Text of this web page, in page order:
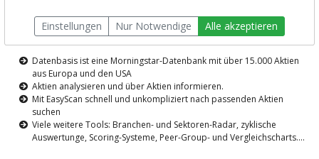
Die Aktienanalyse-Plattform von
TraderFox
Datenbasis ist eine Morningstar-Datenbank mit über 15.000 Aktien
aus Europa und den USA
Aktien analysieren und über Aktien informieren.
Mit EasyScan schnell und unkompliziert nach passenden Aktien
suchen
Viele weitere Tools: Branchen- und Sektoren-Radar, zyklische
Auswertunge, Scoring-Systeme, Peer-Group- und Vergleichscharts....
Einstellungen Nur Notwendige Alle akzeptieren